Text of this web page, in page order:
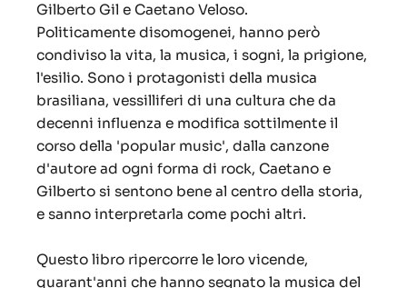
Gilberto Gil e Caetano Veloso.
Politicamente disomogenei, hanno però
condiviso la vita, la musica, i sogni, la prigione,
l'esilio. Sono i protagonisti della musica
brasiliana, vessilliferi di una cultura che da
decenni influenza e modifica sottilmente il
corso della 'popular music', dalla canzone
d'autore ad ogni forma di rock, Caetano e
Gilberto si sentono bene al centro della storia,
e sanno interpretarla come pochi altri.
Questo libro ripercorre le loro vicende,
quarant'anni che hanno segnato la musica del